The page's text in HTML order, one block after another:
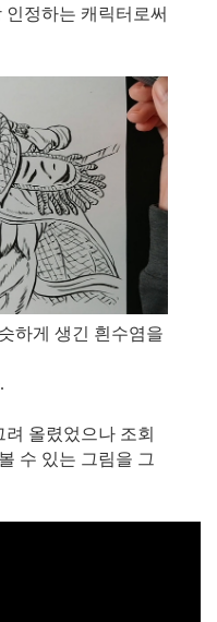
정하는 캐릭터로써
하게 생긴 흰수염을
올렸었으나 조회
수 있는 그림을 그